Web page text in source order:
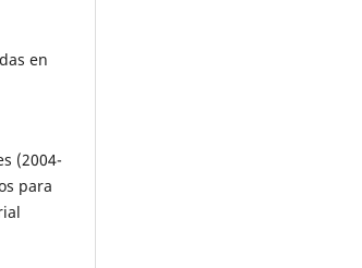
en
(2004-
para